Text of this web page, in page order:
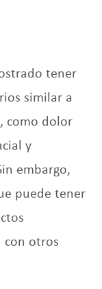
tener
similar a
como dolor
y
embargo,
puede tener
con otros